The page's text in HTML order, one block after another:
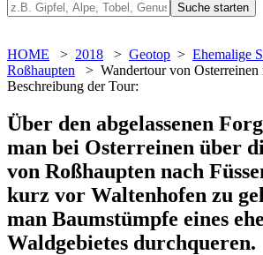
HOME > 2018 > Geotop > Ehemalige
Roßhaupten > Wandertour von Osterreinen
Beschreibung der Tour:
Über den abgelassenen
man bei Osterreinen über
von Roßhaupten nach
kurz vor Waltenhofen zu
man Baumstümpfe eines
Waldgebietes durchqueren.